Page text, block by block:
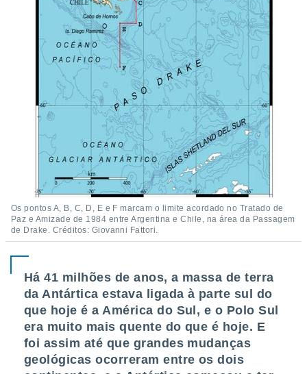
ou opor-
ou aceder
num
para
Os pontos A, B, C, D, E e F marcam o limite acordado no Tratado de
Paz e Amizade de 1984 entre Argentina e Chile, na área da Passagem
de Drake. Créditos: Giovanni Fattori.
Há 41 milhões de anos, a massa de terra
da Antártica estava ligada à parte sul do
que hoje é a América do Sul, e o Polo Sul
era muito mais quente do que é hoje. E
foi assim até que grandes mudanças
geológicas ocorreram entre os dois